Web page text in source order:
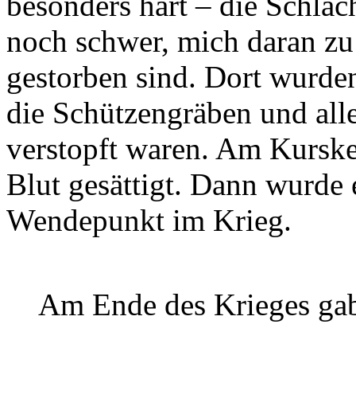
noch schwer, mich daran
gestorben sind. Dort
die Schützengräben und
verstopft waren. Am
Blut gesättigt. Dann wurde
Wendepunkt im Krieg.
Am Ende des Krieges